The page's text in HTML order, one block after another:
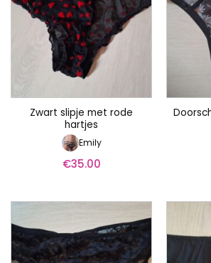
Zwart slipje met rode
hartjes
Emily
€35.00